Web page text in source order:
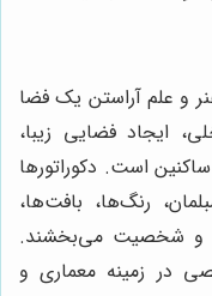
و علم آراستن یک فضا
ایجاد فضایی زیبا،
است. دکوراتورها
رنگ‌ها، بافت‌ها،
و شخصیت می‌بخشند.
در زمینه معماری و